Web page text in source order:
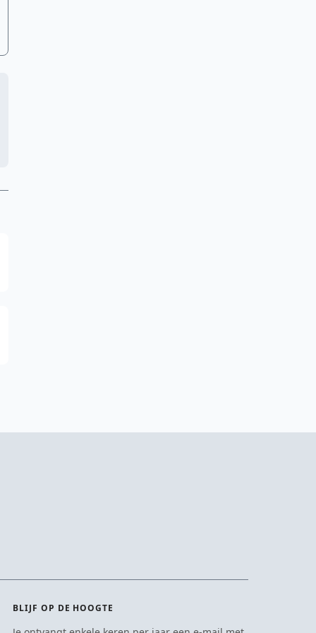
BLIJF OP DE HOOGTE